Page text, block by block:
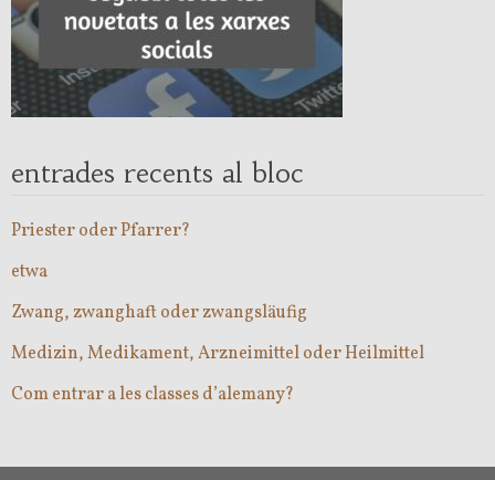
entrades recents al bloc
Priester oder Pfarrer?
etwa
Zwang, zwanghaft oder zwangsläufig
Medizin, Medikament, Arzneimittel oder Heilmittel
Com entrar a les classes d’alemany?